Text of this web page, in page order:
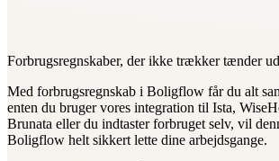
Forbrugsregnskaber, der ikke trækker tænder ud
Med forbrugsregnskab i Boligflow får du alt
enten du bruger vores integration til Ista,
Brunata eller du indtaster forbruget selv, vil
Boligflow helt sikkert lette dine arbejdsgange.